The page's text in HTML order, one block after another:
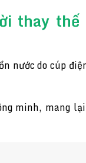
thay thế
nước do cúp
minh, mang